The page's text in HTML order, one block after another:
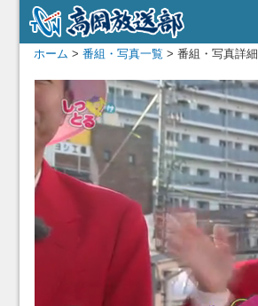
ホーム > 番組・写真一覧 > 番組・写真詳細